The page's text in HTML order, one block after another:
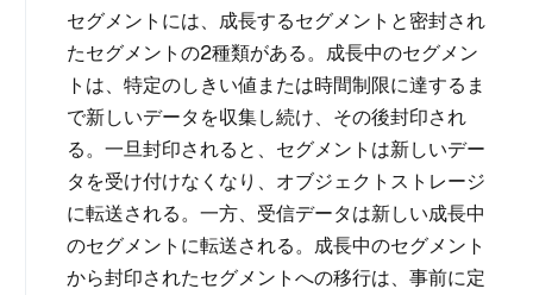
セグメントには、成長するセグメントと密封され
たセグメントの2種類がある。成長中のセグメン
トは、特定のしきい値または時間制限に達するま
で新しいデータを収集し続け、その後封印され
る。一旦封印されると、セグメントは新しいデー
タを受け付けなくなり、オブジェクトストレージ
に転送される。一方、受信データは新しい成長中
のセグメントに転送される。成長中のセグメント
から封印されたセグメントへの移行は、事前に定